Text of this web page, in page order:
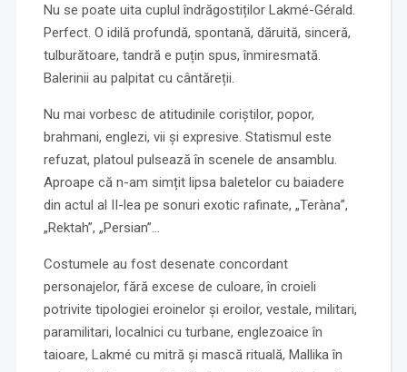
Nu se poate uita cuplul îndrăgostiților Lakmé-Gérald.
Perfect. O idilă profundă, spontană, dăruită, sinceră,
tulburătoare, tandră e puțin spus, înmiresmată.
Balerinii au palpitat cu cântăreții.
Nu mai vorbesc de atitudinile coriștilor, popor,
brahmani, englezi, vii și expresive. Statismul este
refuzat, platoul pulsează în scenele de ansamblu.
Aproape că n-am simțit lipsa baletelor cu baiadere
din actul al II-lea pe sonuri exotic rafinate, „Teràna”,
„Rektah”, „Persian”…
Costumele au fost desenate concordant
personajelor, fără excese de culoare, în croieli
potrivite tipologiei eroinelor și eroilor, vestale, militari,
paramilitari, localnici cu turbane, englezoaice în
taioare, Lakmé cu mitră și mască rituală, Mallika în